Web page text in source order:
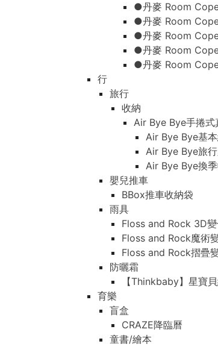
●丹麥 Room
●丹麥 Room
●丹麥 Room
●丹麥 Room
●丹麥 Room
行
旅行
收納
Air Bye Bye手捲式
Air Bye Bye基
Air Bye Bye旅
Air Bye Bye換
嬰兒推車
BBox推車收納袋
雨具
Floss and Rock 3D
Floss and Rock魔術
Floss and Rock摺疊
防曬霜
【Thinkbaby】星寶
育樂
盲盒
CRAZE降臨曆
童書/繪本